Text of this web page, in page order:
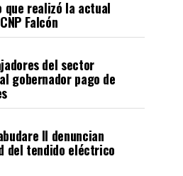
que realizó la actual
Falcón
del sector
gobernador pago de
II denuncian
del tendido eléctrico